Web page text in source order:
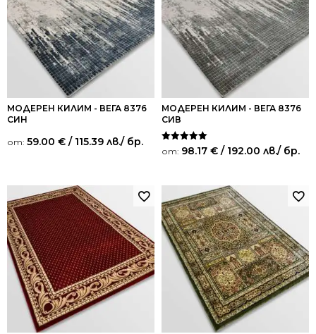
МОДЕРЕН КИЛИМ - ВЕГА 8376
СИН
от: 59.00 € / 115.39 лв./ бр.
МОДЕРЕН КИЛИМ - ВЕГА 8376
СИВ
Оценено на
5.00
от: 98.17 € / 192.00 лв./ бр.